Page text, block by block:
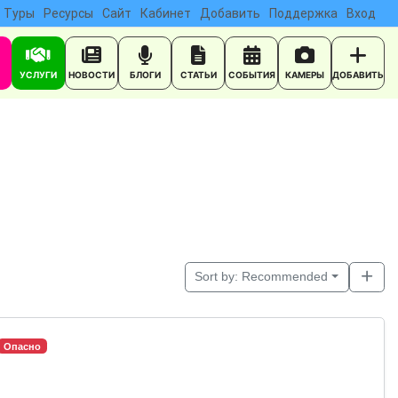
Туры Ресурсы Сайт Кабинет Добавить Поддержка Вход
УСЛУГИ НОВОСТИ БЛОГИ СТАТЬИ СОБЫТИЯ КАМЕРЫ ДОБАВИТЬ
Sort by: Recommended
Опасно